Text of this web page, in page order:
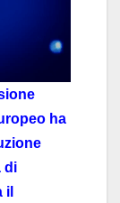
ha
di
il